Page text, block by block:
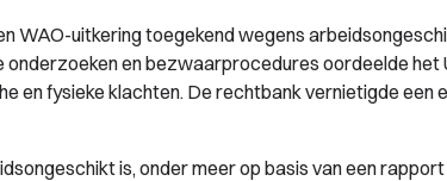
WAO-uitkering toegekend wegens
en bezwaarprocedures oordeelde het
en fysieke klachten. De rechtbank vernietigde een
is, onder meer op basis van een